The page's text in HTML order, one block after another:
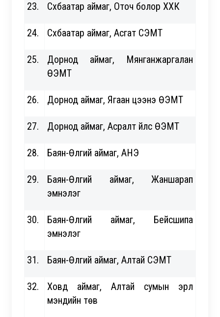
23. Сүхбаатар аймаг, Оточ болор ХХК
24. Сүхбаатар аймаг, Асгат СЭМТ
25.
Дорнод аймаг, Мянганжаргалан
ӨЭМТ
26. Дорнод аймаг, Ягаан цээнэ ӨЭМТ
27. Дорнод аймаг, Асралт үйлс ӨЭМТ
28. Баян-Өлгий аймаг, АНЭ
29.
Баян-Өлгий аймаг, Жаншарап
эмнэлэг
30.
Баян-Өлгий аймаг, Бейсшипа
эмнэлэг
31. Баян-Өлгий аймаг, Алтай СЭМТ
32.
Ховд аймаг, Алтай сумын эрүүл
мэндийн төв